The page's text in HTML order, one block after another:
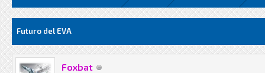
Futuro del EVA
Foxbat